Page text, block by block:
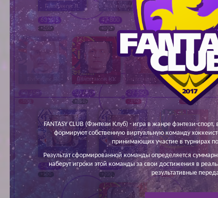
FANTASY CLUB (Фэнтези Клуб) - игра в жанре фэнтези-
формируют собственную виртуальную команду
принимающих участие в турнирах
Результат сформированной команды определяется
наберут игроки этой команды за свои достижения в
результативные
Золотарёв А.
54 850
+100
Щеглов И.
65 100
+200
Афанасьев К.
33 800
-100
Дубовик П.
50 450
Шардаков Ю.
50 650
+850
Белошицкий Н.
27 550
- 150
Багаев Д.
26 550
-50
Барбаков Д.
63 275
+200
Баздырев А.
47 800
+600
Ахманаев Е.
32 000
-100